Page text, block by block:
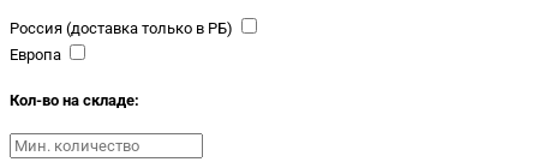
Россия (доставка только в РБ)
Европа
Кол-во на складе: